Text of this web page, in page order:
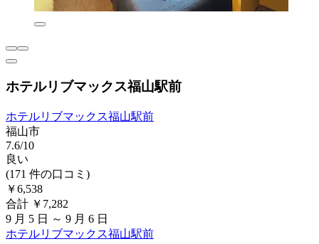
ホテルリブマックス福山駅前
ホテルリブマックス福山駅前
福山市
7.6/10
良い
(171 件の口コミ)
￥6,538
合計 ￥7,282
9 月 5 日 ～ 9 月 6 日
ホテルリブマックス福山駅前